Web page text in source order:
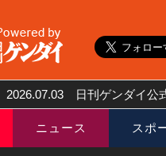
2026.07.03 日刊ゲンダイ公
ニュース スポ